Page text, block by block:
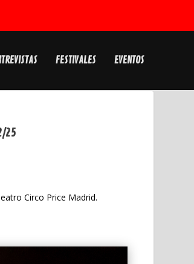
FESTIVALES EVENTOS
25
Circo Price Madrid.